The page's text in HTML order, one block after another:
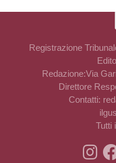
Registrazione
Redazione:Via
Direttore
Contatti:
Tutti